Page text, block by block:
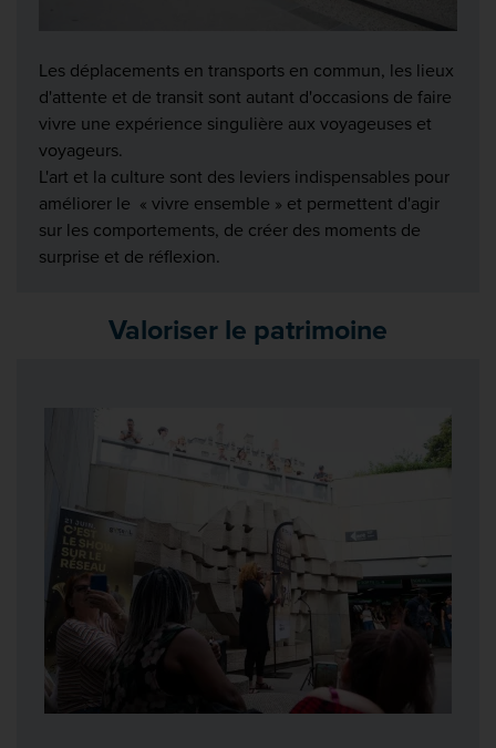
Les déplacements en transports en commun, les lieux
d'attente et de transit sont autant d'occasions de faire
vivre une expérience singulière aux voyageuses et
voyageurs.
L'art et la culture sont des leviers indispensables pour
améliorer le « vivre ensemble » et permettent d'agir
sur les comportements, de créer des moments de
surprise et de réflexion.
Valoriser le patrimoine